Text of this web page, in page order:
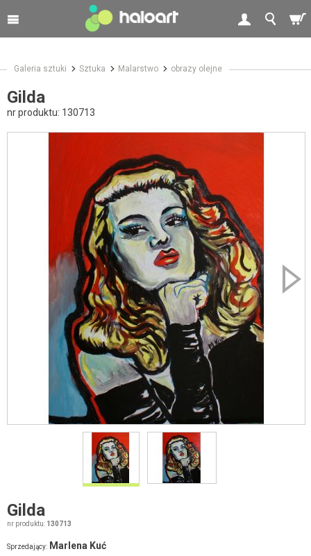
Galeria sztuki Sztuka Malarstwo obrazy olejne
Gilda
nr produktu: 130713
Gilda
nr produktu: 130713
Sprzedający: Marlena Kuć